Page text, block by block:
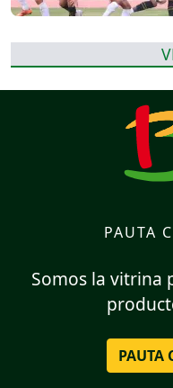
PAUTA
Somos la vitrina
PAUTA